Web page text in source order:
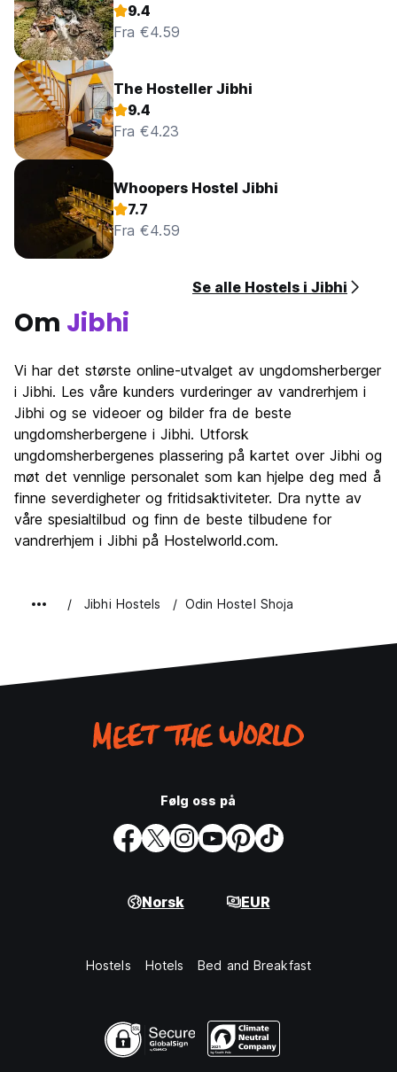
9.4
Fra €4.59
The Hosteller Jibhi
9.4
Fra €4.23
Whoopers Hostel Jibhi
7.7
Fra €4.59
Se alle Hostels i Jibhi
Om Jibhi
Vi har det største online-utvalget av ungdomsherberger
i Jibhi. Les våre kunders vurderinger av vandrerhjem i
Jibhi og se videoer og bilder fra de beste
ungdomsherbergene i Jibhi. Utforsk
ungdomsherbergenes plassering på kartet over Jibhi og
møt det vennlige personalet som kan hjelpe deg med å
finne severdigheter og fritidsaktiviteter. Dra nytte av
våre spesialtilbud og finn de beste tilbudene for
vandrerhjem i Jibhi på Hostelworld.com.
Jibhi Hostels Odin Hostel Shoja
Følg oss på
Norsk EUR
Hostels Hotels Bed and Breakfast